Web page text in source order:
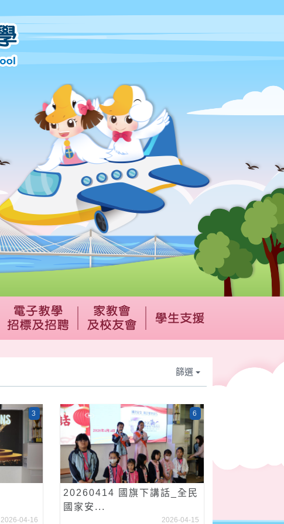
篩選
3
2026-04-16
20260414 國旗下講話_全民
國家安...
6
2026-04-15